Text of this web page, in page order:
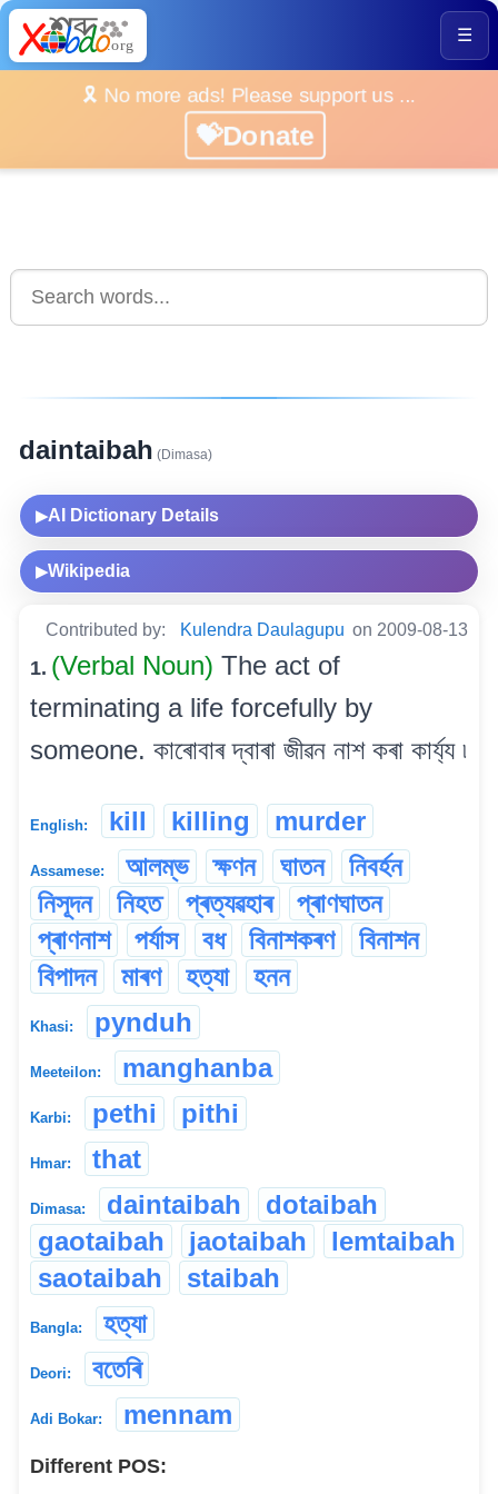
☰
🎗️ No more ads! Please support us ...
💝Donate
daintaibah (Dimasa)
▶AI Dictionary Details
▶Wikipedia
Contributed by: Kulendra Daulagupu on 2009-08-13
1. (Verbal Noun) The act of
terminating a life forcefully by
someone. কাৰোবাৰ দ্বাৰা জীৱন নাশ কৰা কাৰ্য্য ৷
English: kill killing murder
Assamese: আলম্ভ ক্ষণন ঘাতন
নিবৰ্হন
নিসূদন
নিহত প্ৰত্যৱহাৰ
প্ৰাণঘাতন
প্ৰাণনাশ
পৰ্যাস বধ বিনাশকৰণ
বিনাশন
বিপাদন
মাৰণ হত্যা হনন
Khasi: pynduh
Meeteilon: manghanba
Karbi: pethi pithi
Hmar: that
Dimasa: daintaibah
dotaibah
gaotaibah
jaotaibah
lemtaibah
saotaibah
staibah
Bangla: হত্যা
Deori: বতেৰি
Adi Bokar: mennam
Different POS: